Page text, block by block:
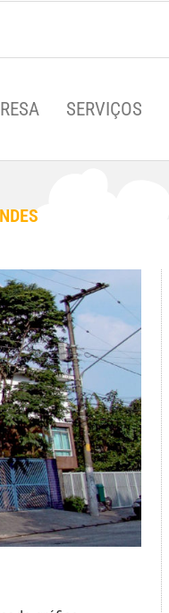
SERVIÇOS